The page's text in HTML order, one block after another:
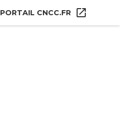
PORTAIL CNCC.FR